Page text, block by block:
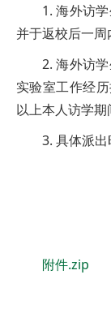
1. 海外访
并于返校后一周
2. 海外访
实验室工作经
以上本人访学期
3. 具体派出
附件.zip